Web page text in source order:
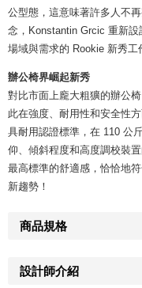
公型態，這意味著許多人不
念，Konstantin Grcic 重新
場域與需求的 Rookie 新秀工
辦公椅界崛起新秀
對比市面上龐大粗獷的辦公
此在強度、耐用性和安全性
具耐用認證標準，在 110 公
仰、傾斜程度和高度調校裝
最高標準的舒適感，恰恰地
新趨勢！
商品規格
設計師介紹